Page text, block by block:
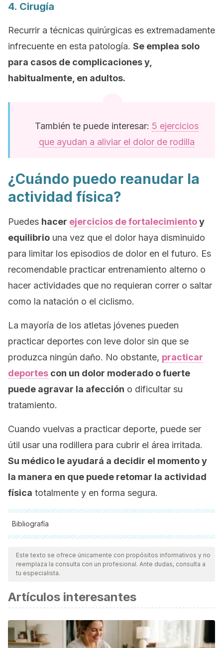
4. Cirugía
Recurrir a técnicas quirúrgicas es extremadamente
infrecuente en esta patología. Se emplea solo
para casos de complicaciones y,
habitualmente, en adultos.
También te puede interesar: 5 ejercicios
que ayudan a aliviar el dolor de rodilla
¿Cuándo puedo reanudar la
actividad física?
Puedes hacer ejercicios de fortalecimientoy
equilibrio una vez que el dolor haya disminuido
para limitar los episodios de dolor en el futuro. Es
recomendable practicar entrenamiento alterno o
hacer actividades que no requieran correr o saltar
como la natación o el ciclismo.
La mayoría de los atletas jóvenes pueden
practicar deportes con leve dolor sin que se
produzca ningún daño. No obstante, practicar
deportes con un dolor moderado o fuerte
puede agravar la afección o dificultar su
tratamiento.
Cuando vuelvas a practicar deporte, puede ser
útil usar una rodillera para cubrir el área irritada.
Su médico le ayudará a decidir el momento y
la manera en que puede retomar la actividad
física totalmente y en forma segura.
Bibliografía
Todas las fuentes citadas fueron revisadas a profundidad por
nuestro equipo, para asegurar su calidad, confiabilidad,
vigencia y validez.La bibliografía de este artículo fue
científica.
Kuehnast, M., Mahomed, N., & Mistry, B. (2012). Sinding-
Larsen-Johansson syndrome.
SAJCH South African Journal
of Child Health . https://doi.org/10.7196/SAJCH.423.
Este texto se ofrece únicamente con propósitos informativos y no
reemplaza la consulta con un profesional. Ante dudas, consulta a
tu especialista.
Artículos interesantes